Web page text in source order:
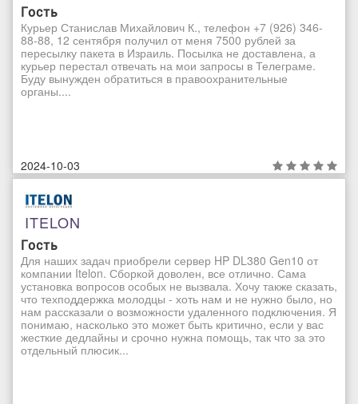
Гость
Курьер Станислав Михайлович К., телефон +7 (926) 346-
88-88, 12 сентября получил от меня 7500 рублей за
пересылку пакета в Израиль. Посылка не доставлена, а
курьер перестал отвечать на мои запросы в Телеграме.
Буду вынужден обратиться в правоохранительные
органы....
2024-10-03
ITELON
Гость
Для наших задач приобрели сервер HP DL380 Gen10 от
компании Itelon. Сборкой доволен, все отлично. Сама
установка вопросов особых не вызвала. Хочу также сказать,
что техподдержка молодцы - хоть нам и не нужно было, но
нам рассказали о возможности удаленного подключения. Я
понимаю, насколько это может быть критично, если у вас
жесткие дедлайны и срочно нужна помощь, так что за это
отдельный плюсик...